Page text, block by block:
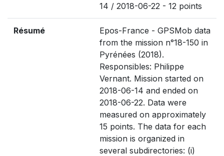
14 / 2018-06-22 - 12 points
Résumé
Epos-France - GPSMob data
from the mission n°18-150 in
Pyrénées (2018).
Responsibles: Philippe
Vernant. Mission started on
2018-06-14 and ended on
2018-06-22. Data were
measured on approximately
15 points. The data for each
mission is organized in
several subdirectories: (i)